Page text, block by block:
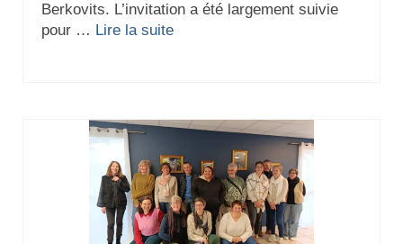
Berkovits. L’invitation a été largement suivie
pour … Lire la suite­­